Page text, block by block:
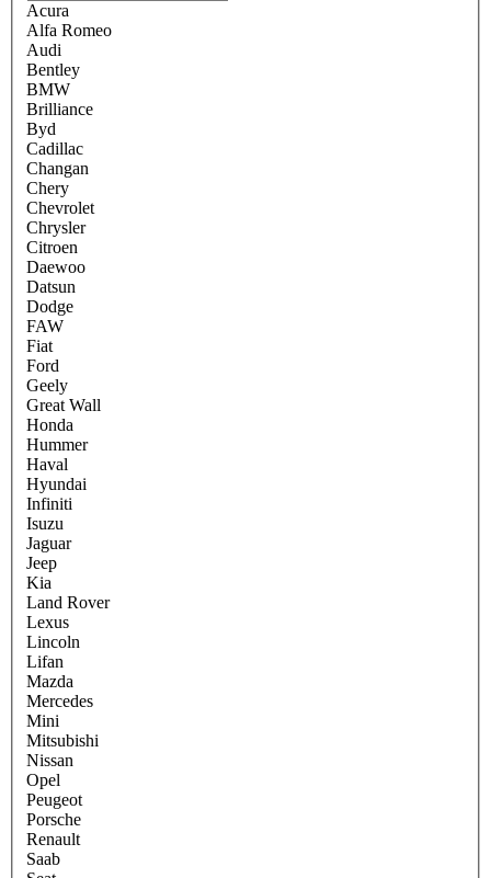
Acura
Alfa Romeo
Audi
Bentley
BMW
Brilliance
Byd
Cadillac
Changan
Chery
Chevrolet
Chrysler
Citroen
Daewoo
Datsun
Dodge
FAW
Fiat
Ford
Geely
Great Wall
Honda
Hummer
Haval
Hyundai
Infiniti
Isuzu
Jaguar
Jeep
Kia
Land Rover
Lexus
Lincoln
Lifan
Mazda
Mercedes
Mini
Mitsubishi
Nissan
Opel
Peugeot
Porsche
Renault
Saab